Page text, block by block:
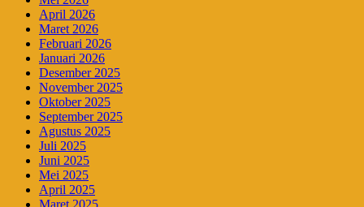
April 2026
Maret 2026
Februari 2026
Januari 2026
Desember 2025
November 2025
Oktober 2025
September 2025
Agustus 2025
Juli 2025
Juni 2025
Mei 2025
April 2025